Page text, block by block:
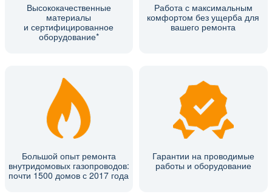
Высококачественные
материалы
и сертифицированное
оборудование*
Работа с максимальным
комфортом без ущерба для
вашего ремонта
Большой опыт ремонта
внутридомовых газопроводов:
почти 1500 домов с 2017 года
Гарантии на проводимые
работы и оборудование